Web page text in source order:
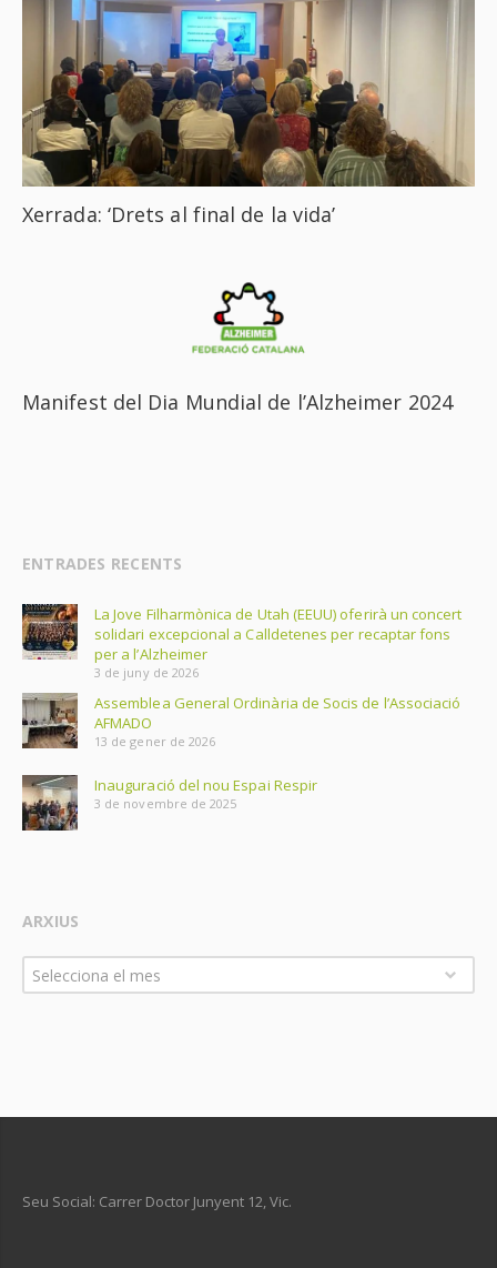
Xerrada: ‘Drets al final de la vida’
Manifest del Dia Mundial de l’Alzheimer 2024
ENTRADES RECENTS
La Jove Filharmònica de Utah (EEUU) oferirà un concert
solidari excepcional a Calldetenes per recaptar fons
per a l’Alzheimer
3 de juny de 2026
Assemblea General Ordinària de Socis de l’Associació
AFMADO
13 de gener de 2026
Inauguració del nou Espai Respir
3 de novembre de 2025
ARXIUS
Arxius
Selecciona el mes
Seu Social: Carrer Doctor Junyent 12, Vic.